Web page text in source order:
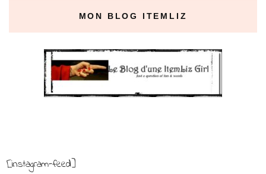
MON BLOG ITEMLIZ
[instagram-feed]